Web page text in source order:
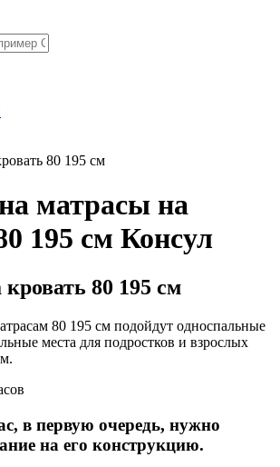
80 195 см
матрасы на
195 см Консул
80 195 см
80 195 см подойдут односпальные
места для подростков и взрослых
в первую очередь, нужно
на его конструкцию.